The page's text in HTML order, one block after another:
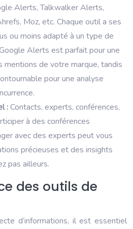
Alerts, Talkwalker Alerts,
Moz, etc. Chaque outil a ses
ou moins adapté à un type de
Alerts est parfait pour une
mentions de votre marque, tandis
pour une analyse
:Contacts, experts, conférences,
à des conférences
avec des experts peut vous
précieuses et des insights
pas ailleurs.
des outils de
d’informations, il est essentiel